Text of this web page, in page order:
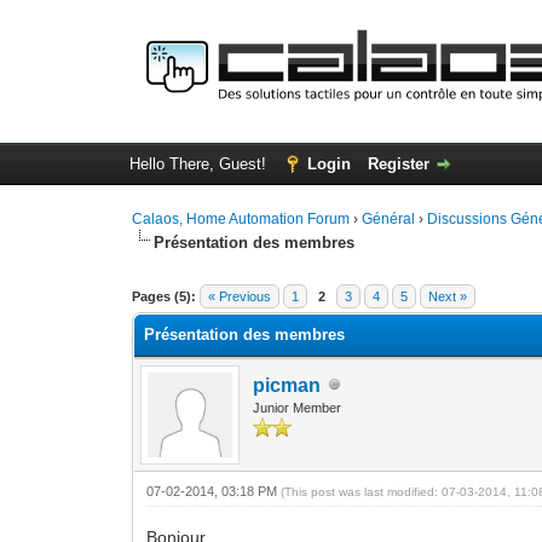
Hello There, Guest! Login Register
Calaos, Home Automation Forum ›Général › Discussions
Présentation des membres
Pages (5): « Previous 1 2 3 4 5 Next »
0 Vote(s) - 0 Average
1
2
3
4
5
Présentation des membres
picman
Junior Member
07-02-2014, 03:18 PM(This post was last modified: 07-03-2014,
Bonjour,